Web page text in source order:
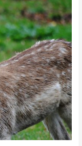
o
o
k
o
n
שאלה:
מה
עושים
כשבן
הזוג
לא
עושה
את
המטלות
שלו
וזה
מכעיס
אותי?